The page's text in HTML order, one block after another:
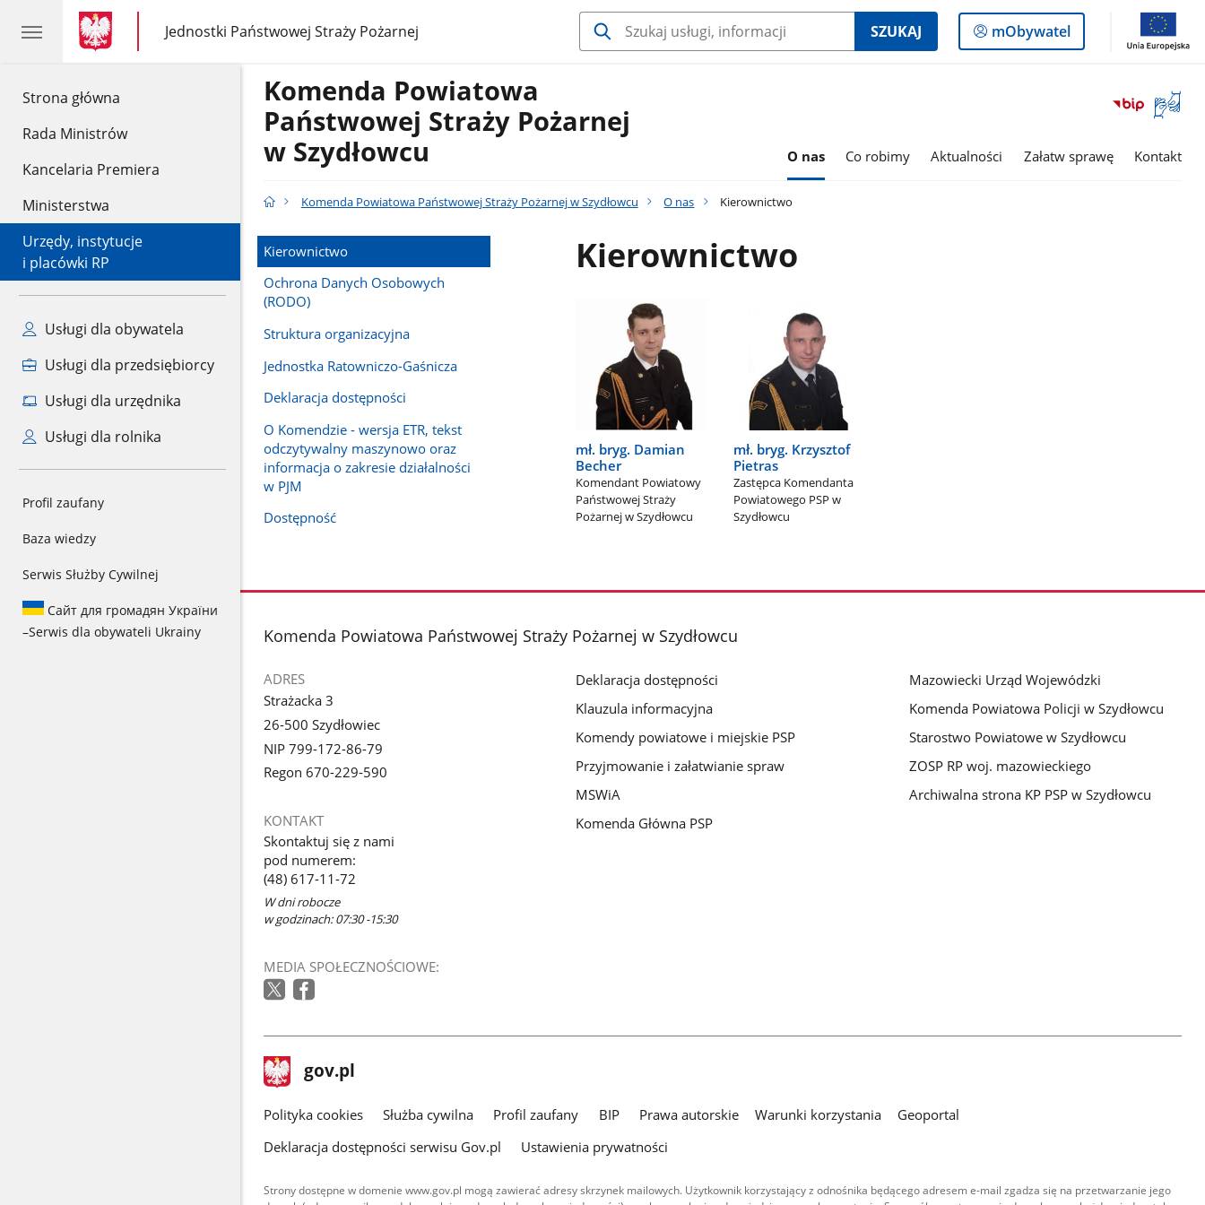
Strona główna
Rada Ministrów
Kancelaria Premiera
Ministerstwa
Urzędy, instytucje
i placówki RP
Usługi dla obywatela
Usługi dla przedsiębiorcy
Usługi dla urzędnika
Usługi dla rolnika
Profil zaufany
Baza wiedzy
Serwis Służby Cywilnej
Сайт для громадян України
–Serwis dla obywateli Ukrainy
gov.pl
gov.pl
Jednostki Państwowej Straży Pożarnej
gov.pl
Jednostki
Państwowej
SZUKAJ
Logowanie
do
mObywatel
Otwórz
okno
Komenda Powiatowa
Państwowej Straży Pożarnej
w Szydłowcu
O nas Co robimy Aktualności Załatw sprawę Kontakt
Komenda Powiatowa Państwowej Straży Pożarnej w Szydłowcu O nas Kierownictwo
Kierownictwo
Ochrona Danych Osobowych
(RODO)
Struktura organizacyjna
Jednostka Ratowniczo-Gaśnicza
Deklaracja dostępności
O Komendzie - wersja ETR, tekst
odczytywalny maszynowo oraz
informacja o zakresie działalności
w PJM
Dostępność
Kierownictwo
mł. bryg. Damian
Becher
Komendant Powiatowy
Państwowej Straży
Pożarnej w Szydłowcu
mł. bryg. Krzysztof
Pietras
Zastępca Komendanta
Powiatowego PSP w
Szydłowcu
stopka
Komenda Powiatowa Państwowej Straży Pożarnej w Szydłowcu
ADRES
Strażacka 3
26-500 Szydłowiec
NIP 799-172-86-79
Regon 670-229-590
KONTAKT
Skontaktuj się z nami
pod numerem:
(48) 617-11-72
W dni robocze
w godzinach: 07:30 -15:30
MEDIA SPOŁECZNOŚCIOWE:
Deklaracja dostępności
Klauzula informacyjna
Komendy powiatowe i miejskie PSP
Przyjmowanie i załatwianie spraw
MSWiA
Komenda Główna PSP
Mazowiecki Urząd Wojewódzki
Komenda Powiatowa Policji w Szydłowcu
Starostwo Powiatowe w Szydłowcu
ZOSP RP woj. mazowieckiego
Archiwalna strona KP PSP w Szydłowcu
stopka
gov.pl Strona
gov.pl
gov.pl
Polityka cookies Służba cywilna Profil zaufany BIP Prawa autorskie Warunki korzystania
Geoportal
Deklaracja dostępności serwisu Gov.pl
Ustawienia prywatności
Strony dostępne w domenie www.gov.pl mogą zawierać adresy skrzynek mailowych. Użytkownik korzystający z odnośnika będącego adresem e-mail zgadza się na przetwarzanie jego